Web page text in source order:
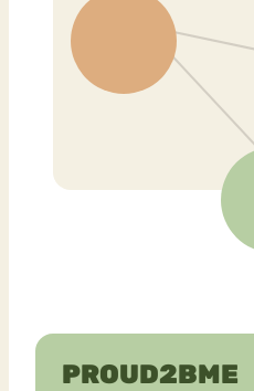
PROUD2BME